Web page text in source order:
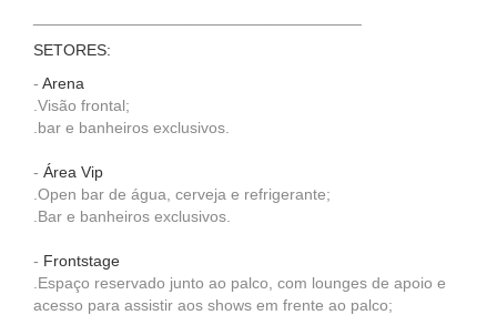
SETORES:
- Arena
.Visão frontal;
.bar e banheiros exclusivos.
- Área Vip
.Open bar de água, cerveja e refrigerante;
.Bar e banheiros exclusivos.
- Frontstage
.Espaço reservado junto ao palco, com lounges de apoio e
acesso para assistir aos shows em frente ao palco;